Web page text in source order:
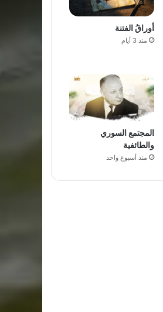
أوراقُ الفتنة
منذ 3 أيام
المجتمع السوري
والطائفية
منذ أسبوع واحد